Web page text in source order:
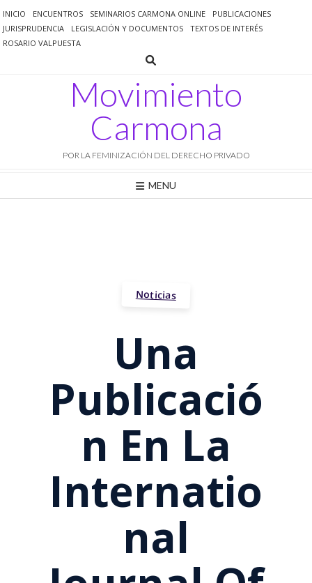
al
contenido
INICIO ENCUENTROS SEMINARIOS CARMONA ONLINE
PUBLICACIONES
JURISPRUDENCIA
LEGISLACIÓN Y DOCUMENTOS
TEXTOS DE INTERÉS
ROSARIO VALPUESTA
Movimiento
Carmona
POR LA FEMINIZACIÓN DEL DERECHO PRIVADO
MENU
Noticias
Una
Publicació
N En La
Internatio
Nal